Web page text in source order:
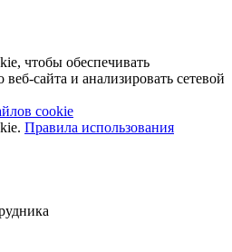
чтобы обеспечивать
сайта и анализировать сетевой
cookie
Правила использования